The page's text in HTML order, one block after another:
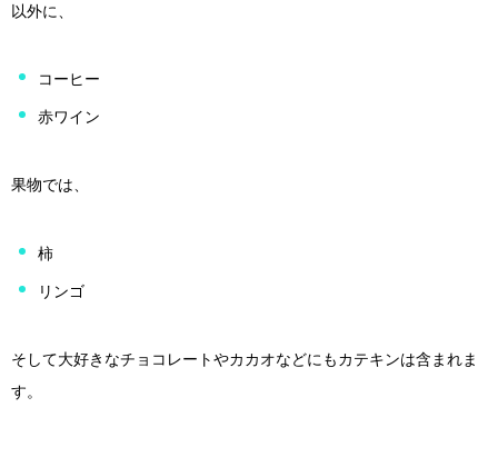
以外に、
コーヒー
赤ワイン
果物では、
柿
リンゴ
そして大好きなチョコレートやカカオなどにもカテキンは含まれま
す。